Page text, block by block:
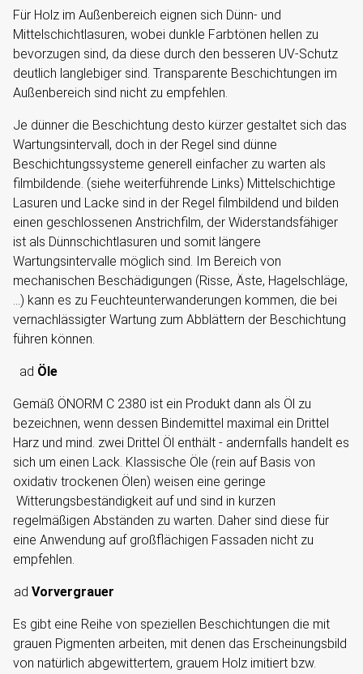
Für Holz im Außenbereich eignen sich Dünn- und
Mittelschichtlasuren, wobei dunkle Farbtönen hellen zu
bevorzugen sind, da diese durch den besseren UV-Schutz
deutlich langlebiger sind. Transparente Beschichtungen im
Außenbereich sind nicht zu empfehlen.
Je dünner die Beschichtung desto kürzer gestaltet sich das
Wartungsintervall, doch in der Regel sind dünne
Beschichtungssysteme generell einfacher zu warten als
filmbildende. (siehe weiterführende Links) Mittelschichtige
Lasuren und Lacke sind in der Regel filmbildend und bilden
einen geschlossenen Anstrichfilm, der Widerstandsfähiger
ist als Dünnschichtlasuren und somit längere
Wartungsintervalle möglich sind. Im Bereich von
mechanischen Beschädigungen (Risse, Äste, Hagelschläge,
…) kann es zu Feuchteunterwanderungen kommen, die bei
vernachlässigter Wartung zum Abblättern der Beschichtung
führen können.
ad Öle
Gemäß ÖNORM C 2380 ist ein Produkt dann als Öl zu
bezeichnen, wenn dessen Bindemittel maximal ein Drittel
Harz und mind. zwei Drittel Öl enthält - andernfalls handelt es
sich um einen Lack. Klassische Öle (rein auf Basis von
oxidativ trockenen Ölen) weisen eine geringe
Witterungsbeständigkeit auf und sind in kurzen
regelmäßigen Abständen zu warten. Daher sind diese für
eine Anwendung auf großflächigen Fassaden nicht zu
empfehlen.
ad Vorvergrauer
Es gibt eine Reihe von speziellen Beschichtungen die mit
grauen Pigmenten arbeiten, mit denen das Erscheinungsbild
von natürlich abgewittertem, grauem Holz imitiert bzw.